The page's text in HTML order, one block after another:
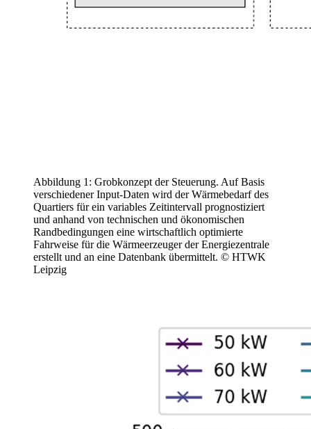
Abbildung 1: Grobkonzept der Steuerung. Auf Basis
verschiedener Input-Daten wird der Wärmebedarf des
Quartiers für ein variables Zeitintervall prognostiziert
und anhand von technischen und ökonomischen
Randbedingungen eine wirtschaftlich optimierte
Fahrweise für die Wärmeerzeuger der Energiezentrale
erstellt und an eine Datenbank übermittelt. © HTWK
Leipzig